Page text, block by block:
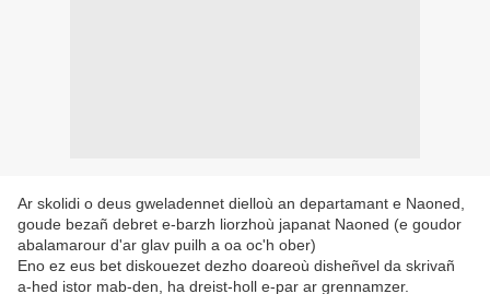
Ar skolidi o deus gweladennet dielloù an departamant e Naoned,
goude bezañ debret e-barzh liorzhoù japanat Naoned (e goudor
abalamarour d'ar glav puilh a oa oc'h ober)
Eno ez eus bet diskouezet dezho doareoù disheñvel da skrivañ
a-hed istor mab-den, ha dreist-holl e-par ar grennamzer.